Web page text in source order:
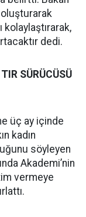
kolaylaştırarak,
dedi.
SÜRÜCÜSÜ
üç ay içinde
kadın
söyleyen
Akademi’nin
vermeye